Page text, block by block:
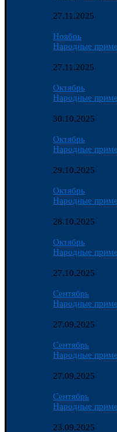
27.11.2025
Ноябрь
Народные
27.11.2025
Октябрь
Народные
30.10.2025
Октябрь
Народные
29.10.2025
Октябрь
Народные
28.10.2025
Октябрь
Народные
27.10.2025
Сентябрь
Народные
27.09.2025
Сентябрь
Народные
27.09.2025
Сентябрь
Народные
23.09.2025